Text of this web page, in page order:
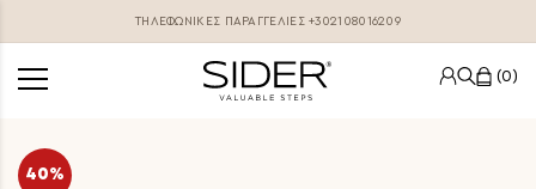
ΤΗΛΕΦΩΝΙΚΕΣ ΠΑΡΑΓΓΕΛΊΕΣ+302108016209
0
40%